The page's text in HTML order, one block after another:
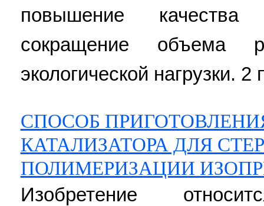
повышение качества
сокращение объема
экологической нагрузки. 2
СПОСОБ
КАТАЛИЗАТОРА ДЛЯ
ПОЛИМЕРИЗАЦИИ
Изобретение